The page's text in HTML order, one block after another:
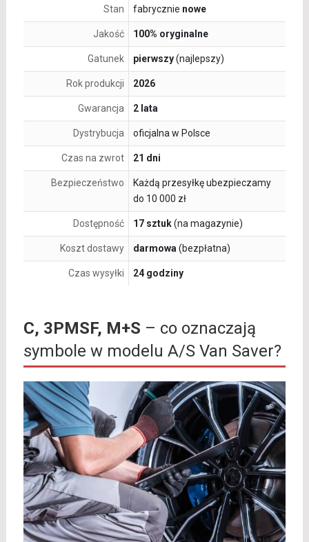
Stan fabrycznie nowe
Jakość 100% oryginalne
Gatunek pierwszy(najlepszy)
Rok produkcji 2026
Gwarancja 2 lata
Dystrybucja oficjalna w Polsce
Czas na zwrot 21 dni
Bezpieczeństwo
Każdą przesyłkę ubezpieczamy
do 10 000 zł
Dostępność 17 sztuk(na magazynie)
Koszt dostawy darmowa (bezpłatna)
Czas wysyłki 24 godziny
C, 3PMSF, M+S – co oznaczają
symbole w modelu A/S Van Saver?